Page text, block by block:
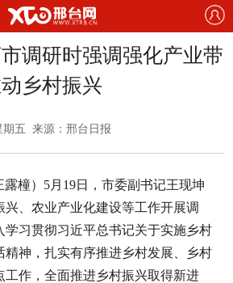
调研时强调强化产业带
乡村振兴
五 来源：邢台日报
橦）5月19日，市委副书记王现坤
兴、农业产业化建设等工作开展调
学习贯彻习近平总书记关于实施乡村
精神，扎实有序推进乡村发展、乡村
工作，全面推进乡村振兴取得新进